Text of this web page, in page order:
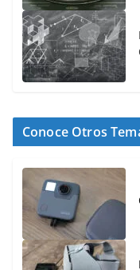
Conoce Otros